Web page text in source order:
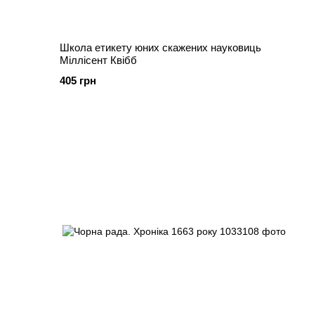
Школа етикету юних скажених науковиць
Міллісент Квібб
405 грн